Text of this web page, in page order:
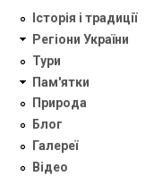
Історія і традиції
Регіони України
Тури
Пам'ятки
Природа
Блог
Галереї
Відео